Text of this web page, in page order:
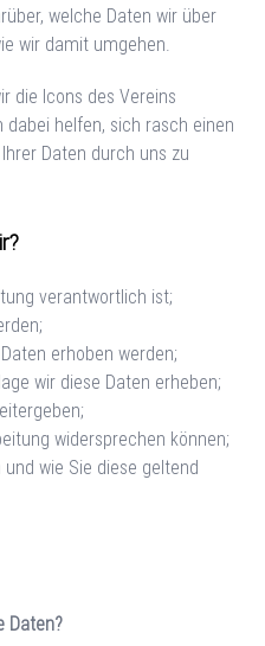
welche Daten wir über
wir damit umgehen.
die Icons des Vereins
dabei helfen, sich rasch einen
Daten durch uns zu
verantwortlich ist;
erhoben werden;
wir diese Daten erheben;
widersprechen können;
wie Sie diese geltend
Daten?